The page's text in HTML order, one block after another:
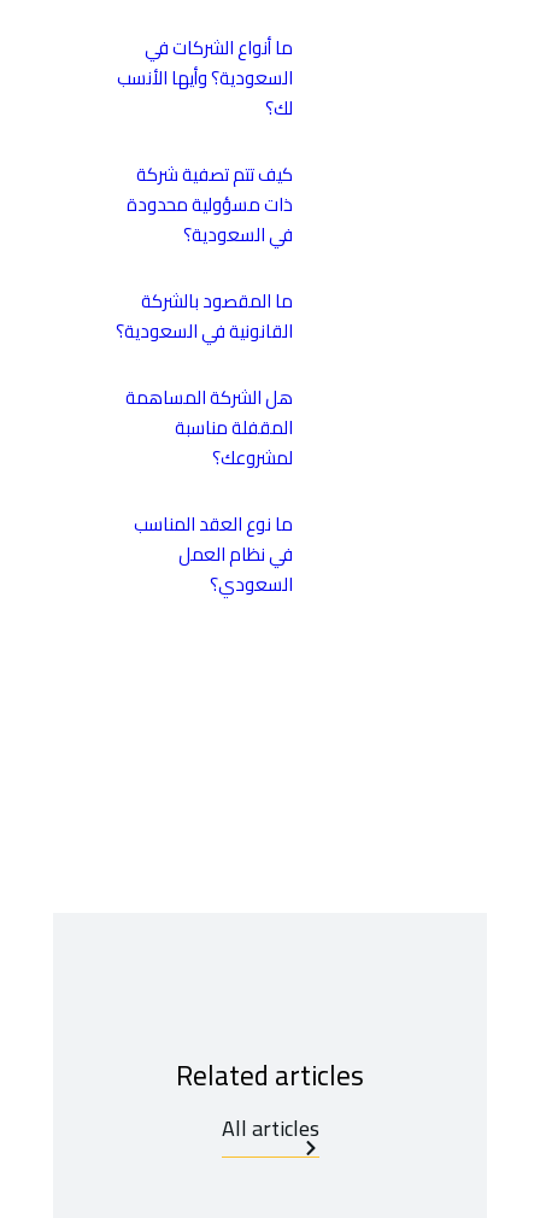
ما أنواع الشركات في
السعودية؟ وأيها الأنسب
لك؟
كيف تتم تصفية شركة
ذات مسؤولية محدودة
في السعودية؟
ما المقصود بالشركة
القانونية في السعودية؟
هل الشركة المساهمة
المقفلة مناسبة
لمشروعك؟
ما نوع العقد المناسب
في نظام العمل
السعودي؟
Related articles
All articles